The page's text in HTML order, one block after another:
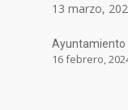
13 marzo,
Ayuntamiento
16 febrero,